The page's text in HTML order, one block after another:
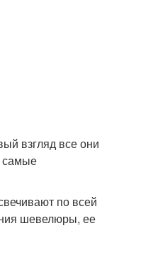
взгляд все они
самые
по всей
шевелюры, ее